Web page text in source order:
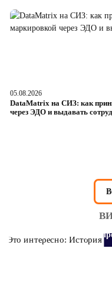
05.08.2026
DataMatrix на СИЗ: как
через ЭДО и выдавать
Это интересно: История